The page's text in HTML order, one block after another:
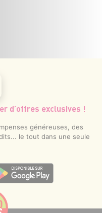
d’offres exclusives !
généreuses, des
le tout dans une seule